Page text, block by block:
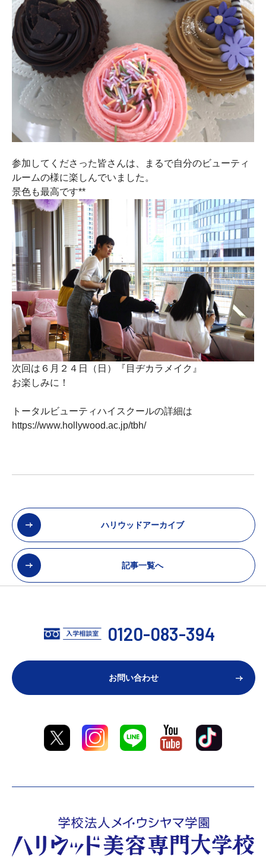
参加してくださった皆さんは、まるで自分のビューティ
ルームの様に楽しんでいました。
景色も最高です**
次回は６月２４日（日）『 目ヂカラメイク』
お楽しみに！
トータルビューティハイスクールの詳細は
https://www.hollywood.ac.jp/tbh/
ハリウッドアーカイブ
記事一覧へ
0120-083-394
お問い合わせ